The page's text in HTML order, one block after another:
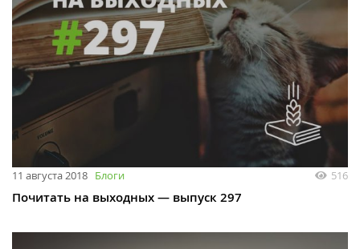
11 августа 2018 Блоги 516
Почитать на выходных — выпуск 297